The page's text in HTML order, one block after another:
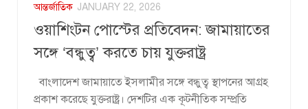
আন্তর্জাতিক JANUARY 22, 2026
ওয়াশিংটন পোস্টের প্রতিবেদন: জামায়াতের
সঙ্গে ‘বন্ধুত্ব’ করতে চায় যুক্তরাষ্ট্র
বাংলাদেশ জামায়াতে ইসলামীর সঙ্গে বন্ধুত্ব স্থাপনের আগ্রহ
প্রকাশ করেছে যুক্তরাষ্ট্র। দেশটির এক কূটনীতিক সম্প্রতি